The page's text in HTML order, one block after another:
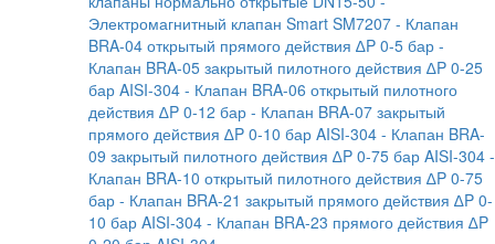
Электромагнитный клапан Smart SM7207 - Клапан
BRA-04 открытый прямого действия ∆P 0-5 бар -
Клапан BRA-05 закрытый пилотного действия ∆P 0-25
бар AISI-304 - Клапан BRA-06 открытый пилотного
действия ∆P 0-12 бар - Клапан BRA-07 закрытый
прямого действия ∆P 0-10 бар AISI-304 - Клапан BRA-
09 закрытый пилотного действия ∆P 0-75 бар AISI-304 -
Клапан BRA-10 открытый пилотного действия ∆P 0-75
бар - Клапан BRA-21 закрытый прямого действия ∆P 0-
10 бар AISI-304 - Клапан BRA-23 прямого действия ∆P